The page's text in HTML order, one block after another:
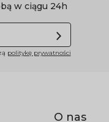
w ciągu 24h
politykę prywatności
O nas